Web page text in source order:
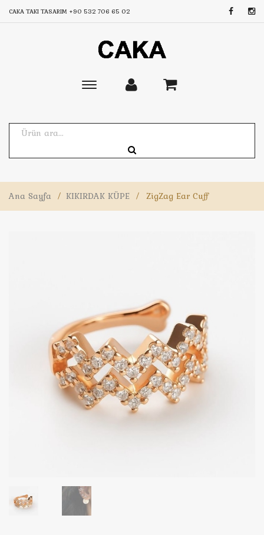
CAKA TAKI TASARIM +90 532 706 65 02
Toggle
Ana Sayfa / KIKIRDAK KÜPE / ZigZag Ear Cuff